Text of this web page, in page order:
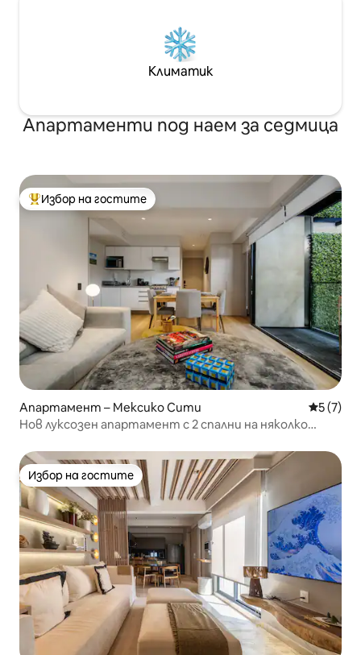
Климатик
Апартаменти под наем за седмица
Най-популярен избор на гостите
Избор на гостите
Апартамент – Мексико Сити Средна
5 (7)
Нов луксозен апартамент с 2 спални на няколко
Избор на гостите
Избор на гостите